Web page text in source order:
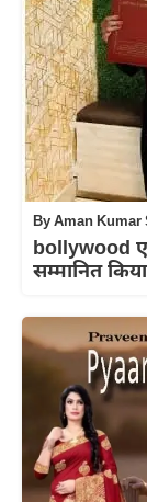
ByAman Kumar
bollywood
सम्मानित